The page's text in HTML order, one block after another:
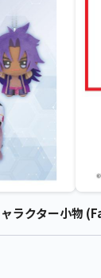
ラクター小物